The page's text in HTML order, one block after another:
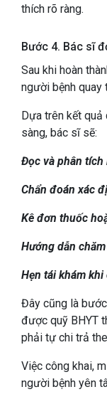
thích rõ ràng.
Bước 4. Bác sĩ
Sau khi hoàn
người bệnh quay
Dựa trên kết
sàng, bác sĩ sẽ:
Đọc và phân tích
Chẩn đoán xác
Kê đơn thuốc
Hướng dẫn
Hẹn tái khám khi
Đây cũng là
được quỹ BHYT
phải tự chi trả
Việc công khai,
người bệnh yên